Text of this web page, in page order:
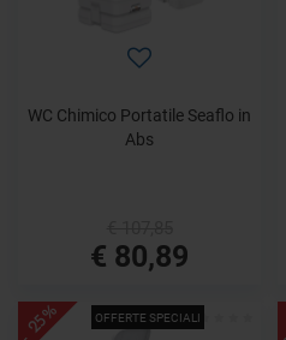
WC Chimico Portatile Seaflo in
Abs
€ 80,89
OFFERTE SPECIALI
- 25%